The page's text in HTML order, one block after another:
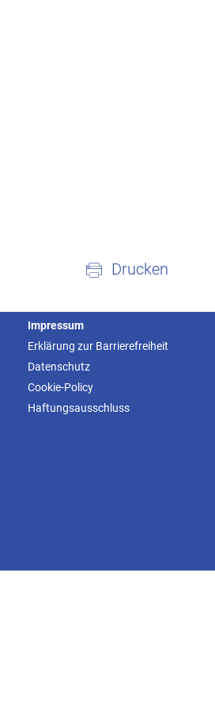
Drucken
Impressum
Erklärung zur Barrierefreiheit
Datenschutz
Cookie-Policy
Haftungsausschluss